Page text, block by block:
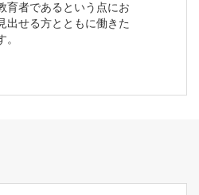
育者であるという点にお
出せる方とともに働きた